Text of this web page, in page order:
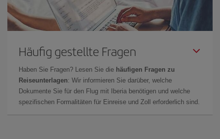
Häufig gestellte Fragen
Haben Sie Fragen? Lesen Sie die häufigen Fragen zu
Reiseunterlagen: Wir informieren Sie darüber, welche
Dokumente Sie für den Flug mit Iberia benötigen und welche
spezifischen Formalitäten für Einreise und Zoll erforderlich sind.